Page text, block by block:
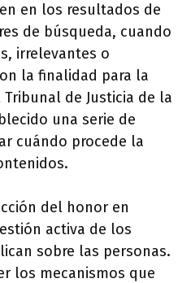
en los resultados de
de búsqueda, cuando
irrelevantes o
la finalidad para la
de Justicia de la
una serie de
cuándo procede la
del honor en
activa de los
sobre las personas.
los mecanismos que